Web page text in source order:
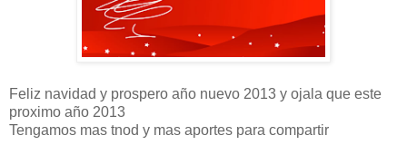
Feliz navidad y prospero año nuevo 2013 y ojala que este
proximo año 2013
Tengamos mas tnod y mas aportes para compartir